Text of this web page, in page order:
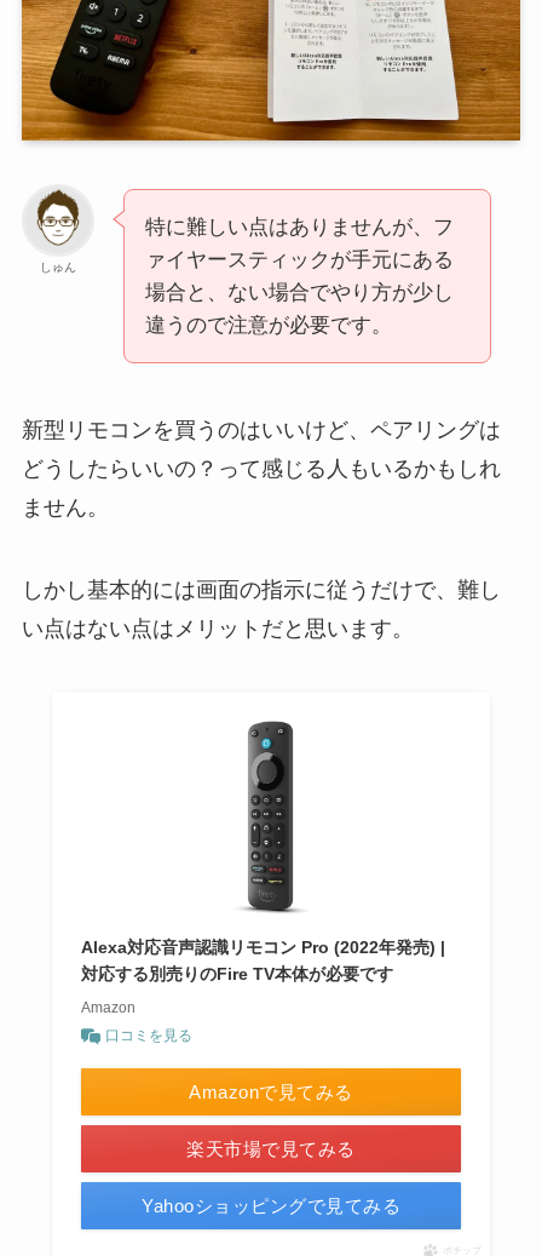
しゅん
特に難しい点はありませんが、フ
ァイヤースティックが手元にある
場合と、ない場合でやり方が少し
違うので注意が必要です。
新型リモコンを買うのはいいけど、ペアリングは
どうしたらいいの？って感じる人もいるかもしれ
ません。
しかし基本的には画面の指示に従うだけで、難し
い点はない点はメリットだと思います。
Alexa対応音声認識リモコン Pro (2022年発売) |
対応する別売りのFire TV本体が必要です
Amazon
口コミを見る
Amazonで見てみる
楽天市場で見てみる
Yahooショッピングで見てみる
ポチップ